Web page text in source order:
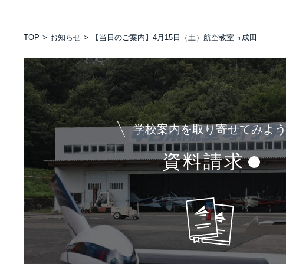
TOP お知らせ 【当日のご案内】4月15日（土）航空教室㏌成田
学校案内を取り寄せてみよう
資料請求